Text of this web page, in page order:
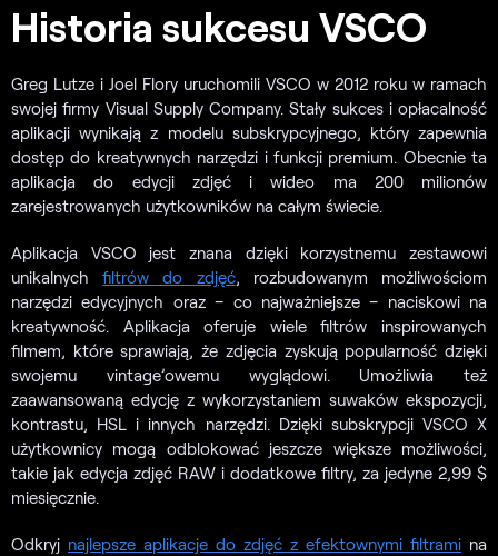
Historia sukcesu VSCO
Greg Lutze i Joel Flory uruchomili VSCO w 2012 roku w ramach
swojej firmy Visual Supply Company. Stały sukces i opłacalność
aplikacji wynikają z modelu subskrypcyjnego, który zapewnia
dostęp do kreatywnych narzędzi i funkcji premium. Obecnie ta
aplikacja do edycji zdjęć i wideo ma 200 milionów
zarejestrowanych użytkowników na całym świecie.
Aplikacja VSCO jest znana dzięki korzystnemu zestawowi
unikalnychfiltrów do zdjęć, rozbudowanym możliwościom
narzędzi edycyjnych oraz – co najważniejsze – naciskowi na
kreatywność. Aplikacja oferuje wiele filtrów inspirowanych
filmem, które sprawiają, że zdjęcia zyskują popularność dzięki
swojemu vintage’owemu wyglądowi. Umożliwia też
zaawansowaną edycję z wykorzystaniem suwaków ekspozycji,
kontrastu, HSL i innych narzędzi. Dzięki subskrypcji VSCO X
użytkownicy mogą odblokować jeszcze większe możliwości,
takie jak edycja zdjęć RAW i dodatkowe filtry, za jedyne 2,99 $
miesięcznie.
Odkryj najlepsze aplikacje do zdjęć z efektownymi filtrami na